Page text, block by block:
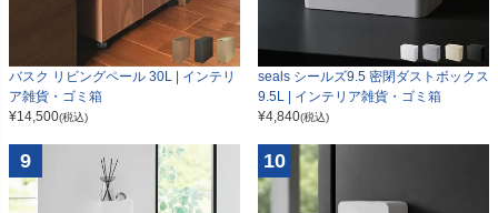
バスク リビングペール 30L | インテリ
ア雑貨・ゴミ箱
¥14,500(税込)
seals シールズ9.5 密閉ダストボックス
9.5L | インテリア雑貨・ゴミ箱
¥4,840(税込)
9 10